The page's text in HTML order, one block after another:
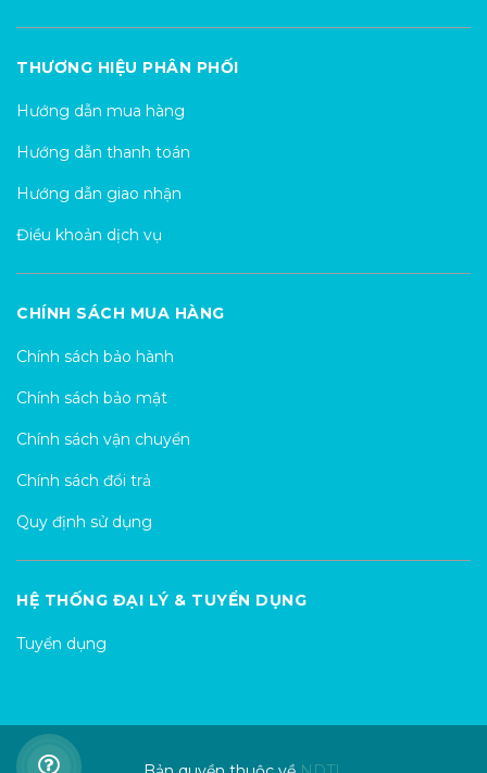
THƯƠNG HIỆU PHÂN PHỐI
Hướng dẫn mua hàng
Hướng dẫn thanh toán
Hướng dẫn giao nhận
Điều khoản dịch vụ
CHÍNH SÁCH MUA HÀNG
Chính sách bảo hành
Chính sách bảo mật
Chính sách vận chuyển
Chính sách đổi trả
Quy định sử dụng
HỆ THỐNG ĐẠI LÝ & TUYỂN DỤNG
Tuyển dụng